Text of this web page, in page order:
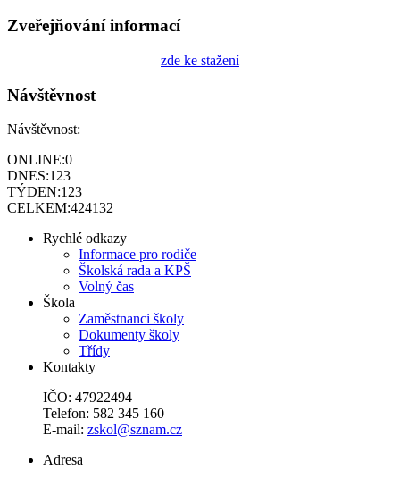
Zveřejňování informací
zde ke stažení
Návštěvnost
Návštěvnost:
ONLINE:0
DNES:123
TÝDEN:123
CELKEM:424132
Rychlé odkazy
Informace pro rodiče
Školská rada a KPŠ
Volný čas
Škola
Zaměstnanci školy
Dokumenty školy
Třídy
Kontakty
IČO: 47922494
Telefon: 582 345 160
E-mail: zskol@sznam.cz
Adresa